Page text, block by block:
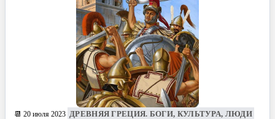
📆 20 июля 2023 ДРЕВНЯЯ ГРЕЦИЯ. БОГИ, КУЛЬТУРА, ЛЮДИ